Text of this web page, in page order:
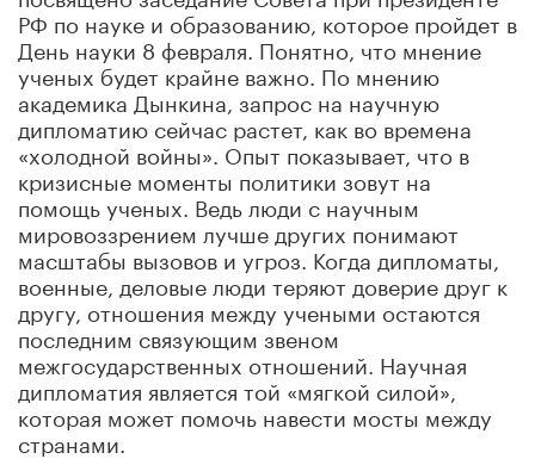
РФ по науке и образованию, которое пройдет в
День науки 8 февраля. Понятно, что мнение
ученых будет крайне важно. По мнению
академика Дынкина, запрос на научную
дипломатию сейчас растет, как во времена
«холодной войны». Опыт показывает, что в
кризисные моменты политики зовут на
помощь ученых. Ведь люди с научным
мировоззрением лучше других понимают
масштабы вызовов и угроз. Когда дипломаты,
военные, деловые люди теряют доверие друг к
другу, отношения между учеными остаются
последним связующим звеном
межгосударственных отношений. Научная
дипломатия является той «мягкой силой»,
которая может помочь навести мосты между
странами.